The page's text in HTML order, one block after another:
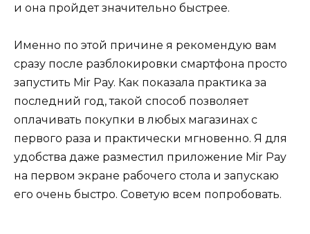
и она пройдет значительно быстрее.
Именно по этой причине я рекомендую вам
сразу после разблокировки смартфона просто
запустить Mir Pay. Как показала практика за
последний год, такой способ позволяет
оплачивать покупки в любых магазинах с
первого раза и практически мгновенно. Я для
удобства даже разместил приложение Mir Pay
на первом экране рабочего стола и запускаю
его очень быстро. Советую всем попробовать.